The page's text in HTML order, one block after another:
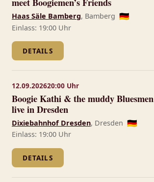
Haas Säle Bamberg, Bamberg 🇩🇪
Einlass: 19:00 Uhr
DETAILS
12.09.202620:00 Uhr
Boogie Kathi & the muddy Bluesmen
live in Dresden
Dixiebahnhof Dresden, Dresden 🇩🇪
Einlass: 19:00 Uhr
DETAILS